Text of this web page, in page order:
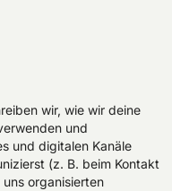
wir, wie wir deine
und
und digitalen Kanäle
(z. B. beim Kontakt
organisierten